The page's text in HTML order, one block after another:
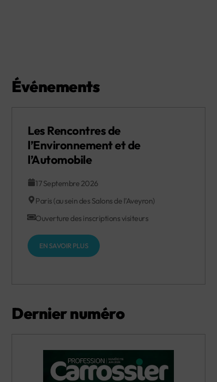
Événements
Les Rencontres de
l’Environnement et de
l’Automobile
17 Septembre 2026
Paris (au sein des Salons de l’Aveyron)
Ouverture des inscriptions visiteurs
EN SAVOIR PLUS
Dernier numéro